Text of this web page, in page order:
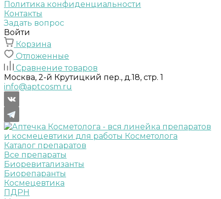
Политика конфиденциальности
Контакты
Задать вопрос
Войти
Корзина
Отложенные
Сравнение товаров
Москва, 2-й Крутицкий пер., д.18, стр. 1
info@aptcosm.ru
Каталог препаратов
Все препараты
Биоревитализанты
Биорепаранты
Космецевтика
ПДРН